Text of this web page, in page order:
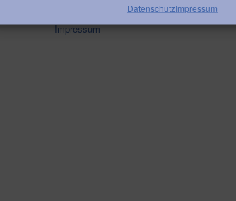
DatenschutzImpressum
Impressum